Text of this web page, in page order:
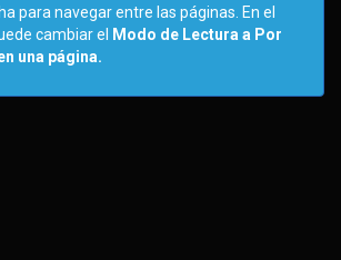
para navegar entre las páginas. En el
cambiar el
Modo de Lectura a Por
una página.